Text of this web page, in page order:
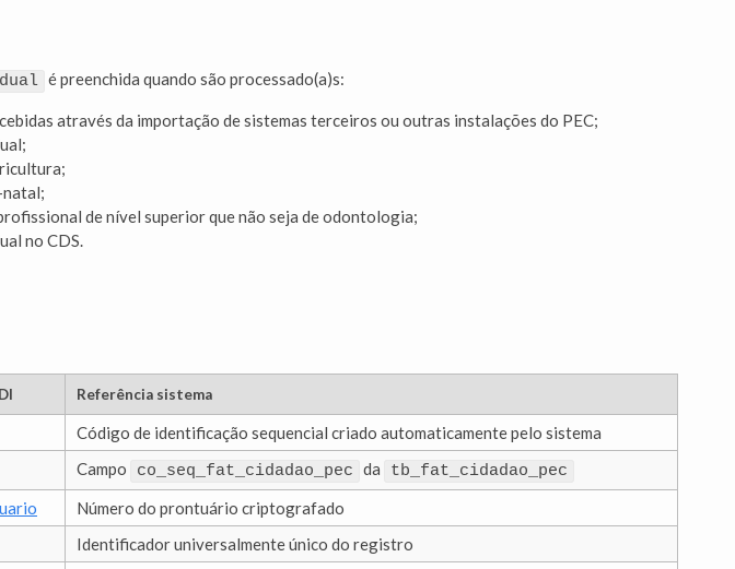
é preenchida quando são processado(a)s:
através da importação de sistemas terceiros ou outras instalações do PEC;
natal;
de nível superior que não seja de odontologia;
no CDS.
Referência sistema
Código de identificação sequencial criado automaticamente pelo sistema
Campo co_seq_fat_cidadao_pec da tb_fat_cidadao_pec
Número do prontuário criptografado
Identificador universalmente único do registro